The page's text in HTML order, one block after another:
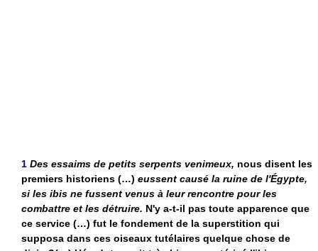
1 Des essaims de petits serpents venimeux, nous disent les
premiers historiens (…) eussent causé la ruine de l'Égypte,
si les ibis ne fussent venus à leur rencontre pour les
combattre et les détruire. N'y a-t-il pas toute apparence que
ce service (…) fut le fondement de la superstition qui
supposa dans ces oiseaux tutélaires quelque chose de